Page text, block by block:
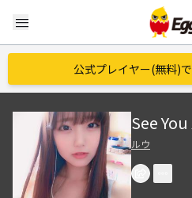
menu
公式プレイヤー(無料)
See
ルウ